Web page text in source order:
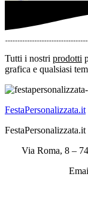
Tutti i nostri prodotti
grafica e qualsiasi
FestaPersonalizzata.it
Via Roma, 8 –